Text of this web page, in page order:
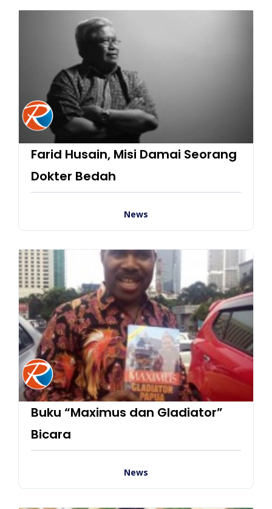
Farid Husain, Misi Damai Seorang
Dokter Bedah
News
Buku “Maximus dan Gladiator”
Bicara
News